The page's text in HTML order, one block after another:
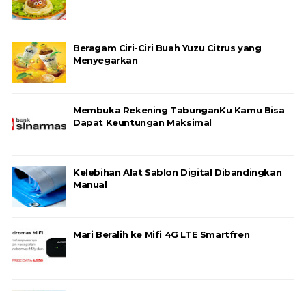
Beragam Ciri-Ciri Buah Yuzu Citrus yang
Menyegarkan
Membuka Rekening TabunganKu Kamu Bisa
Dapat Keuntungan Maksimal
Kelebihan Alat Sablon Digital Dibandingkan
Manual
Mari Beralih ke Mifi 4G LTE Smartfren